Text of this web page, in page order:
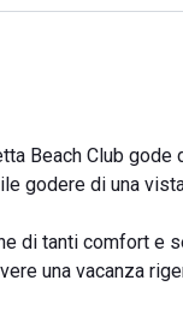
Beach Club
godere di una
di tanti comfort e
una vacanza